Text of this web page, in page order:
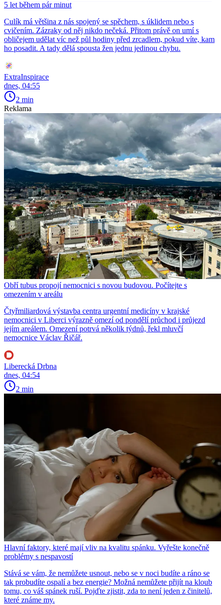
5 let během pár minut
Culík má většina z nás spojený se spěchem, s úklidem nebo s
cvičením. Zázraky od něj nikdo nečeká. Přitom právě on umí s
obličejem udělat víc než půl hodiny před zrcadlem, pokud víte, kam
ho posadit. A tady dělá spousta žen jednu jedinou chybu.
ExtraInspirace
dnes, 04:55
2 min
Reklama
Obří tubus propojí nemocnici s novou budovou. Počítejte s
omezením v areálu
Čtyřmiliardová výstavba centra urgentní medicíny v krajské
nemocnici v Liberci výrazně omezí od pondělí průchod i průjezd
jejím areálem. Omezení potrvá několik týdnů, řekl mluvčí
nemocnice Václav Řičář.
Liberecká Drbna
dnes, 04:54
2 min
Hlavní faktory, které mají vliv na kvalitu spánku. Vyřešte konečně
problémy s nespavostí
Stává se vám, že nemůžete usnout, nebo se v noci budíte a ráno se
tak probudíte ospalí a bez energie? Možná nemůžete přijít na kloub
tomu, co váš spánek ruší. Pojďte zjistit, zda to není jeden z činitelů,
které známe my.